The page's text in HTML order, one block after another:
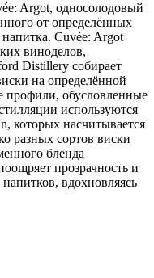
Argot, односолодовый
от определённых
Cuvée: Argot
виноделов,
Distillery собирает
на определённой
профили, обусловленные
используются
которых насчитывается
разных сортов виски
бленда
прозрачность и
вдохновляясь